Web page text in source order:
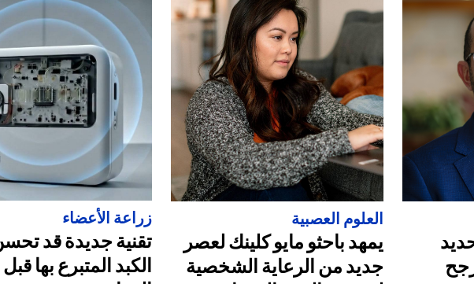
العلوم العصبية
يمهد باحثو مايو كلينك لعصر
جديد من الرعاية الشخصية
زراعة الأعضاء
تقنية جديدة قد
الكبد المتبرع بها